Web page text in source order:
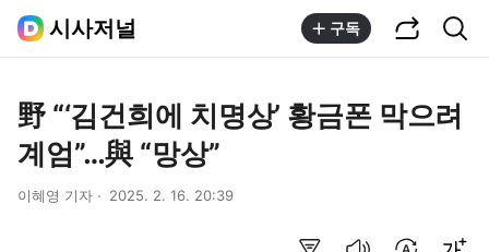
시사저널 구독
野 “‘김건희에 치명상’ 황금폰 막으려
계엄”…與 “망상”
이혜영 기자 2025. 2. 16. 20:39